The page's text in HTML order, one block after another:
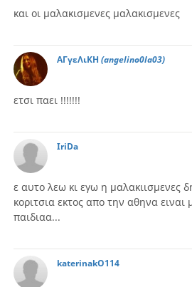
και οι μαλακισμενες μαλακισμενες
ΑΓγεΛιΚΗ (angelino0la03)
ετσι παει !!!!!!!
IriDa
ε αυτο λεω κι εγω η μαλακιισμενες
κοριτσια εκτος απο την αθηνα ειναι
παιδιαα...
katerinakO114